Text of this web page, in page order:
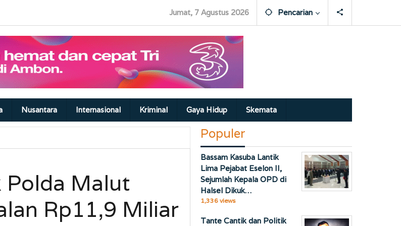
Jumat, 7 Agustus 2026 Pencarian
Nusantara Internasional Kriminal Gaya Hidup Skemata
Polda Malut
Rp11,9 Miliar
Populer
Bassam Kasuba Lantik
Lima Pejabat Eselon II,
Sejumlah Kepala OPD di
Halsel Dikuk…
1,336 views
Tante Cantik dan Politik